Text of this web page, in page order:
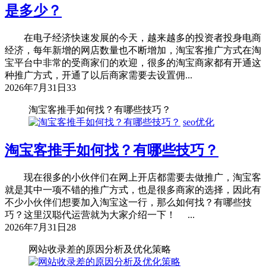
是多少？
在电子经济快速发展的今天，越来越多的投资者投身电商
经济，每年新增的网店数量也不断增加，淘宝客推广方式在淘
宝平台中非常的受商家们的欢迎，很多的淘宝商家都有开通这
种推广方式，开通了以后商家需要去设置佣...
2026年7月31日 33
淘宝客推手如何找？有哪些技巧？
seo优化
淘宝客推手如何找？有哪些技巧？
现在很多的小伙伴们在网上开店都需要去做推广，淘宝客
就是其中一项不错的推广方式，也是很多商家的选择，因此有
不少小伙伴们想要加入淘宝这一行，那么如何找？有哪些技
巧？这里汉聪代运营就为大家介绍一下！ ...
2026年7月31日 28
网站收录差的原因分析及优化策略